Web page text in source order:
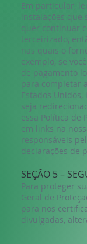
Em particular,
instalações que
quer continuar
terceirizado,
nas quais o
exemplo, se
de pagamento
para completar
Estados
seja
essa Política de
em links na
responsáveis
declarações de
SEÇÃO 5 –
Para proteger
Geral de
para nos
divulgadas,